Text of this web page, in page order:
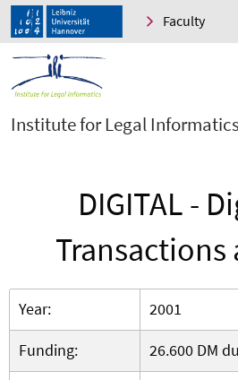
Faculty
Institute for Legal Informatics
DIGITAL -
Transactions
Year:
2001
Funding:
26.600 DM